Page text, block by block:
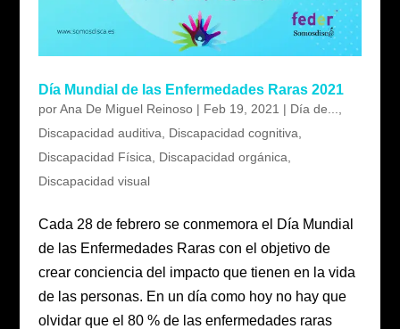
Día Mundial de las Enfermedades Raras 2021
porAna De Miguel Reinoso| Feb 19, 2021 | Día de...
Discapacidad auditiva
Discapacidad cognitiva
Discapacidad Física
Discapacidad orgánica
Discapacidad visual
Cada 28 de febrero se conmemora el Día Mundial
de las Enfermedades Raras con el objetivo de
crear conciencia del impacto que tienen en la vida
de las personas. En un día como hoy no hay que
olvidar que el 80 % de las enfermedades raras